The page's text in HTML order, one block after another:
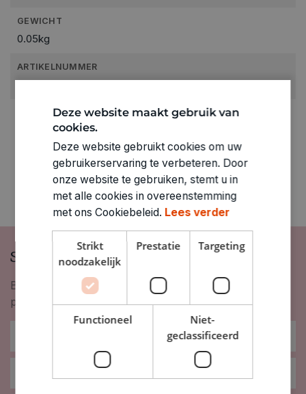
GEWICHT
0.05kg
ARTIKELNUMMER
0530002
Schrijf je in op onze nieuwsbrief
Blijf op de hoogte van nieuwigheden, inspiratie,
promoties en meer!
Deze website maakt gebruik van
cookies.
Deze website gebruikt cookies om uw
gebruikerservaring te verbeteren. Door
onze website te gebruiken, stemt u in
met alle cookies in overeenstemming
met ons Cookiebeleid. Lees verder
Strikt
noodzakelijk
Prestatie Targeting
Functioneel
Niet-
geclassificeerd